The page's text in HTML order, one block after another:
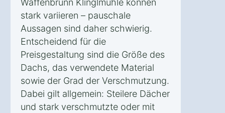
Waffenbrunn Klinglmühle können
stark variieren – pauschale
Aussagen sind daher schwierig.
Entscheidend für die
Preisgestaltung sind die Größe des
Dachs, das verwendete Material
sowie der Grad der Verschmutzung.
Dabei gilt allgemein: Steilere Dächer
und stark verschmutzte oder mit